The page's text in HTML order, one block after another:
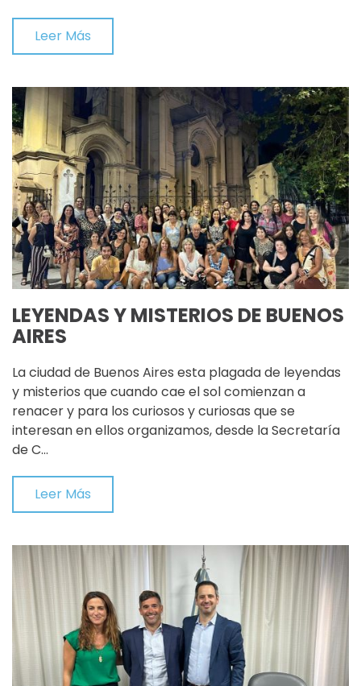
Leer Más
LEYENDAS Y MISTERIOS DE BUENOS
AIRES
La ciudad de Buenos Aires esta plagada de leyendas
y misterios que cuando cae el sol comienzan a
renacer y para los curiosos y curiosas que se
interesan en ellos organizamos, desde la Secretaría
de C…
Leer Más